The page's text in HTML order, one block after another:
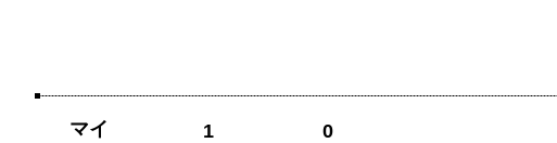
マイ
1 0